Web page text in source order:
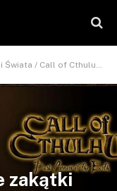
Cthulu: Dark corners of the Earth
zakątki